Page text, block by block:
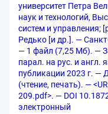
университет Петра
наук и технологий,
систем и управления;
Редько [и др.]. —
— 1 файл (7,25 Мб). —
парал. на рус. и англ.
публикации 2023 г. —
(чтение, печать). —
209.pdf>. — DOI
электронный